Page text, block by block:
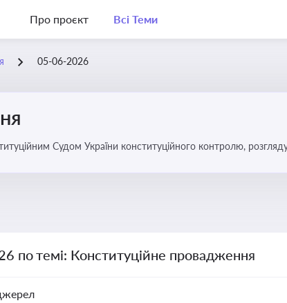
Про проєкт Всі Теми
05-06-2026
Судом України конституційного контролю,
по темі: Конституційне провадження